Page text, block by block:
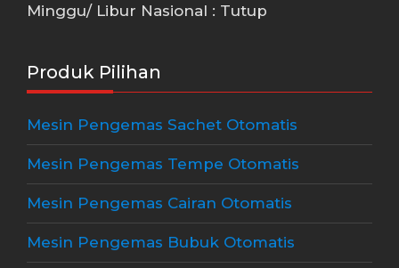
Minggu/ Libur Nasional : Tutup
Produk Pilihan
Mesin Pengemas Sachet Otomatis
Mesin Pengemas Tempe Otomatis
Mesin Pengemas Cairan Otomatis
Mesin Pengemas Bubuk Otomatis